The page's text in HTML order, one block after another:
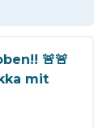
🚨🚨
mit